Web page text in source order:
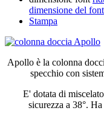
dimensione del font
Stampa
Apollo è la colonna
specchio con
E' dotata di
sicurezza a 38°.